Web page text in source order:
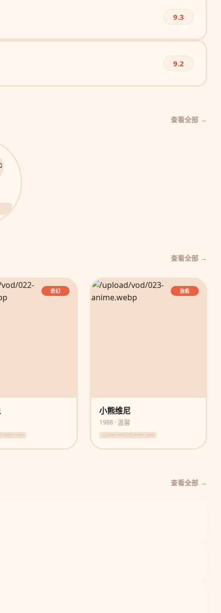
9.3
9.2
查看全部 →
查看全部 →
奇幻
anime.webp
治愈
小熊维尼
1988 · 温馨
/upload/vod/023-anime.webp
查看全部 →